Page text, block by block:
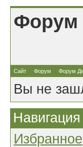
Форум
Сайт Форум Форум
Вы не
Избранное